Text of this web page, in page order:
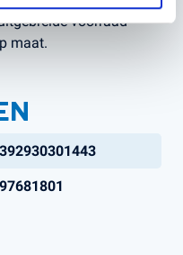
voorraad
maat.